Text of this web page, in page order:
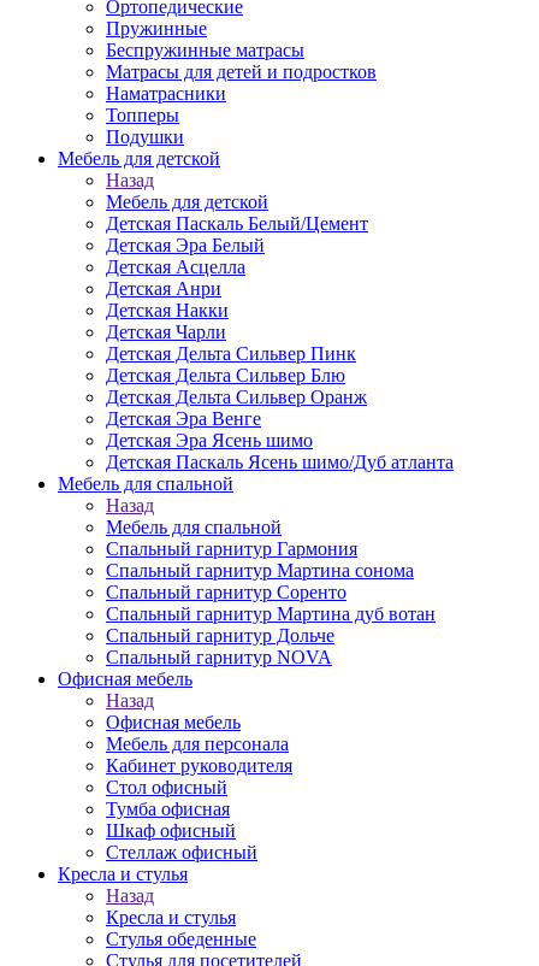
Ортопедические
Пружинные
Беспружинные матрасы
Матрасы для детей и подростков
Наматрасники
Топперы
Подушки
Мебель для детской
Назад
Мебель для детской
Детская Паскаль Белый/Цемент
Детская Эра Белый
Детская Асцелла
Детская Анри
Детская Накки
Детская Чарли
Детская Дельта Сильвер Пинк
Детская Дельта Сильвер Блю
Детская Дельта Сильвер Оранж
Детская Эра Венге
Детская Эра Ясень шимо
Детская Паскаль Ясень шимо/Дуб атланта
Мебель для спальной
Назад
Мебель для спальной
Спальный гарнитур Гармония
Спальный гарнитур Мартина сонома
Спальный гарнитур Соренто
Спальный гарнитур Мартина дуб вотан
Спальный гарнитур Дольче
Спальный гарнитур NOVA
Офисная мебель
Назад
Офисная мебель
Мебель для персонала
Кабинет руководителя
Стол офисный
Тумба офисная
Шкаф офисный
Стеллаж офисный
Кресла и стулья
Назад
Кресла и стулья
Стулья обеденные
Стулья для посетителей